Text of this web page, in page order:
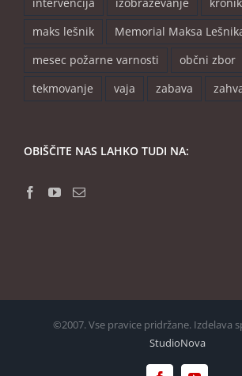
maks lešnik
Memorial Maksa
mesec požarne varnosti
občni zbor
tekmovanje
vaja zabava
OBIŠČITE NAS LAHKO TUDI NA:
©2007. Vse pravice pridržane. Izdelava
StudioNova